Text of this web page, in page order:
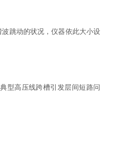
跳动的状况，仪器依此大小设
型高压线跨槽引发层间短路问